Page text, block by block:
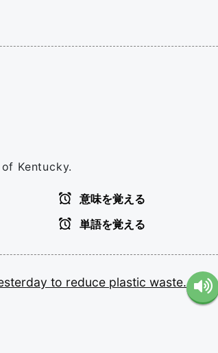
Kentucky.
意味を覚える
単語を覚える
to reduce plastic waste.